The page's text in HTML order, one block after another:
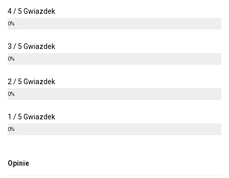
4 / 5 Gwiazdek
0%
3 / 5 Gwiazdek
0%
2 / 5 Gwiazdek
0%
1 / 5 Gwiazdek
0%
Opinie